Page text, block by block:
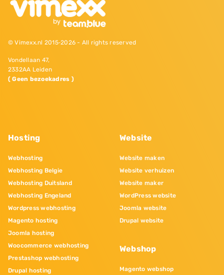
© Vimexx.nl 2015‐2026 - All rights reserved
Vondellaan 47,
2332AA Leiden
( Geen bezoekadres )
Hosting
Webhosting
Webhosting Belgie
Webhosting Duitsland
Webhosting Engeland
Wordpress webhosting
Magento hosting
Joomla hosting
Woocommerce webhosting
Prestashop webhosting
Drupal hosting
Website
Website maken
Website verhuizen
Website maker
WordPress website
Joomla website
Drupal website
Webshop
Magento webshop